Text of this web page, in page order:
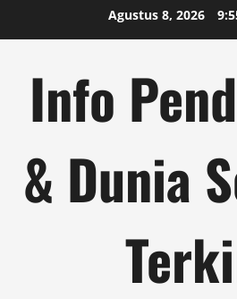
to
Agustus 8, 2026
Info
& Dunia